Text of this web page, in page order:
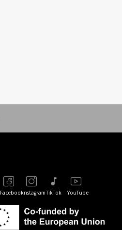
FacebookInstagramTikTok YouTube